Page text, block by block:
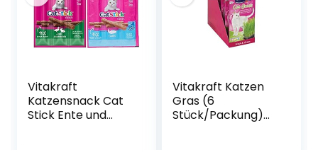
Vitakraft
Katzensnack Cat
Stick Ente und
Vitakraft Katzen
Gras (6
Stück/Packung)